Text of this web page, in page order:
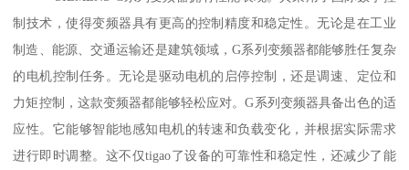
制技术，使得变频器具有更高的控制精度和稳定性。无论是在工业
制造、能源、交通运输还是建筑领域，G系列变频器都能够胜任复杂
的电机控制任务。无论是驱动电机的启停控制，还是调速、定位和
力矩控制，这款变频器都能够轻松应对。G系列变频器具备出色的适
应性。它能够智能地感知电机的转速和负载变化，并根据实际需求
进行即时调整。这不仅tigao了设备的可靠性和稳定性，还减少了能